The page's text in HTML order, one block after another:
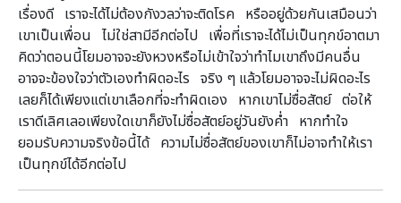
เรื่องดี เราจะได้ไม่ต้องกังวลว่าจะติดโรค หรืออยู่ด้วยกันเสมือนว่า
เขาเป็นเพื่อน ไม่ใช่สามีอีกต่อไป เพื่อที่เราจะได้ไม่เป็นทุกข์อาตมา
คิดว่าตอนนี้โยมอาจจะยังหวงหรือไม่เข้าใจว่าทำไมเขาถึงมีคนอื่น
อาจจะข้องใจว่าตัวเองทำผิดอะไร จริง ๆ แล้วโยมอาจจะไม่ผิดอะไร
เลยก็ได้เพียงแต่เขาเลือกที่จะทำผิดเอง หากเขาไม่ซื่อสัตย์ ต่อให้
เราดีเลิศเลอเพียงใดเขาก็ยังไม่ซื่อสัตย์อยู่วันยังค่ำ หากทำใจ
ยอมรับความจริงข้อนี้ได้ ความไม่ซื่อสัตย์ของเขาก็ไม่อาจทำให้เรา
เป็นทุกข์ได้อีกต่อไป